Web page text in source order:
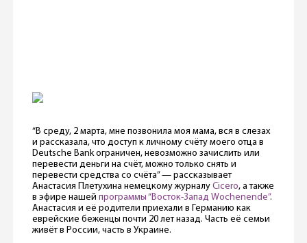
“В среду, 2 марта, мне позвонила моя мама, вся в слезах
и рассказала, что доступ к личному счёту моего отца в
Deutsche Bank ограничен, невозможно зачислить или
перевести деньги на счёт, можно только снять и
перевести средства со счёта” — рассказывает
Анастасия Плетухина немецкому журналу Cicero, а также
в эфире нашей программы “Восток-Запад Wochenende”.
Анастасия и её родители приехали в Германию как
еврейские беженцы почти 20 лет назад. Часть её семьи
живёт в России, часть в Украине.